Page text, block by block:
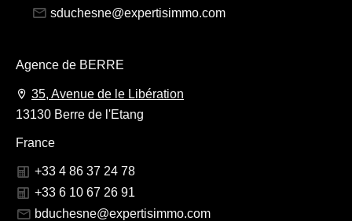
sduchesne@expertisimmo.com
Agence de BERRE
35, Avenue de le Libération
13130 Berre de l'Etang
France
+33 4 86 37 24 78
+33 6 10 67 26 91
bduchesne@expertisimmo.com